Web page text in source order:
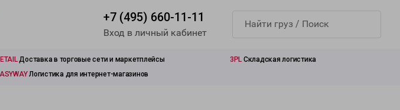
+7 (495) 660-11-11
Вход в личный кабинет
Доставка в торговые сети и маркетплейсы 3PL Складская логистика
Логистика для интернет-магазинов